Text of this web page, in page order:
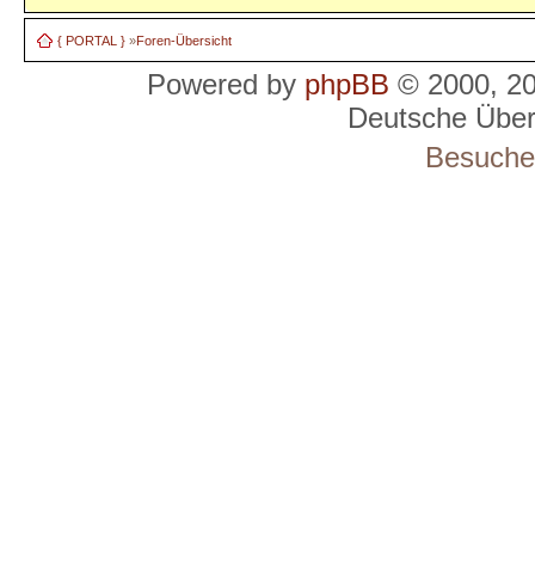
{ PORTAL } »Foren-Übersicht
Powered by phpBB © 2000,
Deutsche